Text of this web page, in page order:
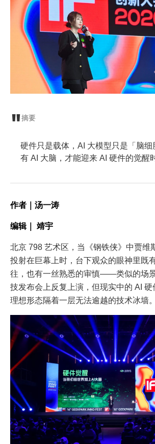
摘要
硬件只是载体，AI 大模型只是「脑细
有 AI 大脑，才能迎来 AI 硬件的觉醒
作者｜汤一涛
编辑｜ 靖宇
北京 798 艺术区，当《钢铁侠》中贾维
投射在巨幕上时，台下观众的眼神里既
往，也有一丝熟悉的审慎——类似的场
技发布会上反复上演，但现实中的 AI
理想形态隔着一层无法逾越的技术冰墙。